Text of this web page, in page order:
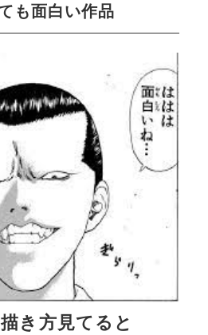
も面白い作品
き方見てると